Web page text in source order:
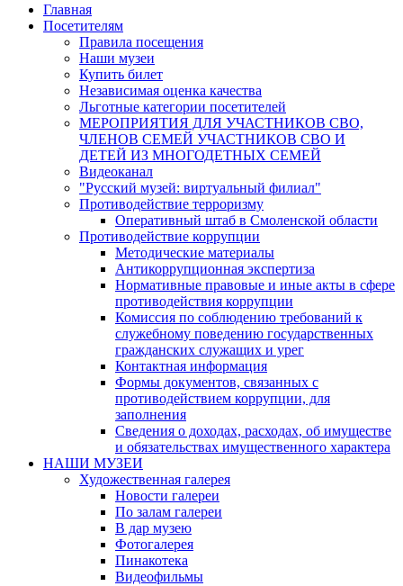
Главная
Посетителям
Правила посещения
Наши музеи
Купить билет
Независимая оценка качества
Льготные категории посетителей
МЕРОПРИЯТИЯ ДЛЯ УЧАСТНИКОВ СВО,
ЧЛЕНОВ СЕМЕЙ УЧАСТНИКОВ СВО И
ДЕТЕЙ ИЗ МНОГОДЕТНЫХ СЕМЕЙ
Видеоканал
"Русский музей: виртуальный филиал"
Противодействие терроризму
Оперативный штаб в Смоленской области
Противодействие коррупции
Методические материалы
Антикоррупционная экспертиза
Нормативные правовые и иные акты в сфере
противодействия коррупции
Комиссия по соблюдению требований к
служебному поведению государственных
гражданских служащих и урег
Контактная информация
Формы документов, связанных с
противодействием коррупции, для
заполнения
Сведения о доходах, расходах, об имуществе
и обязательствах имущественного характера
НАШИ МУЗЕИ
Художественная галерея
Новости галереи
По залам галереи
В дар музею
Фотогалерея
Пинакотека
Видеофильмы